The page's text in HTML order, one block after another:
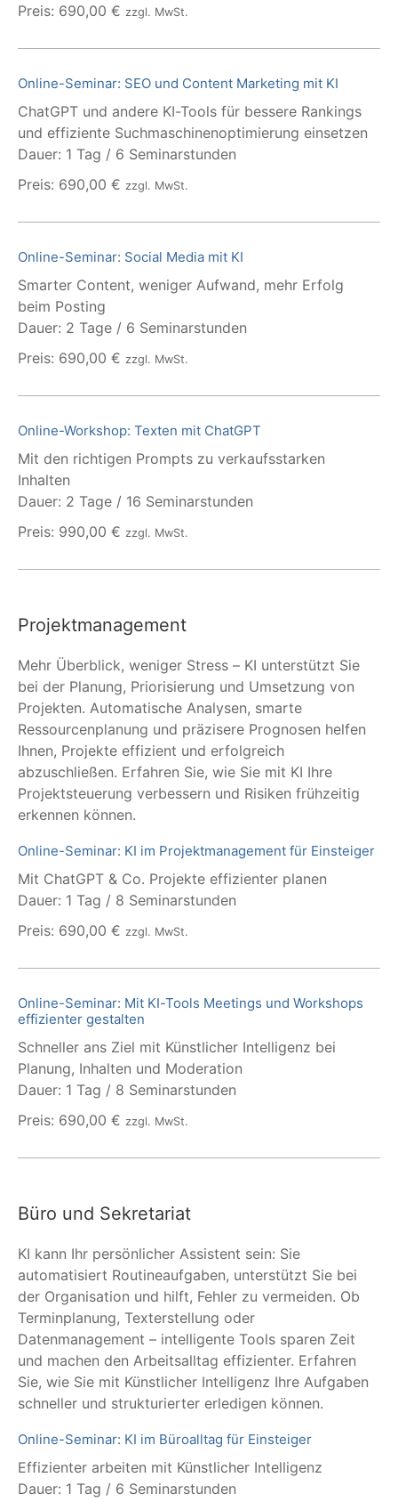
Preis: 690,00 € zzgl. MwSt.
Online-Seminar: SEO und Content Marketing mit KI
ChatGPT und andere KI-Tools für bessere Rankings
und effiziente Suchmaschinenoptimierung einsetzen
Dauer: 1 Tag / 6 Seminarstunden
Preis: 690,00 € zzgl. MwSt.
Online-Seminar: Social Media mit KI
Smarter Content, weniger Aufwand, mehr Erfolg
beim Posting
Dauer: 2 Tage / 6 Seminarstunden
Preis: 690,00 € zzgl. MwSt.
Online-Workshop: Texten mit ChatGPT
Mit den richtigen Prompts zu verkaufsstarken
Inhalten
Dauer: 2 Tage / 16 Seminarstunden
Preis: 990,00 € zzgl. MwSt.
Projektmanagement
Mehr Überblick, weniger Stress – KI unterstützt Sie
bei der Planung, Priorisierung und Umsetzung von
Projekten. Automatische Analysen, smarte
Ressourcenplanung und präzisere Prognosen helfen
Ihnen, Projekte effizient und erfolgreich
abzuschließen. Erfahren Sie, wie Sie mit KI Ihre
Projektsteuerung verbessern und Risiken frühzeitig
erkennen können.
Online-Seminar: KI im Projektmanagement für Einsteiger
Mit ChatGPT & Co. Projekte effizienter planen
Dauer: 1 Tag / 8 Seminarstunden
Preis: 690,00 € zzgl. MwSt.
Online-Seminar: Mit KI-Tools Meetings und Workshops
effizienter gestalten
Schneller ans Ziel mit Künstlicher Intelligenz bei
Planung, Inhalten und Moderation
Dauer: 1 Tag / 8 Seminarstunden
Preis: 690,00 € zzgl. MwSt.
Büro und Sekretariat
KI kann Ihr persönlicher Assistent sein: Sie
automatisiert Routineaufgaben, unterstützt Sie bei
der Organisation und hilft, Fehler zu vermeiden. Ob
Terminplanung, Texterstellung oder
Datenmanagement – intelligente Tools sparen Zeit
und machen den Arbeitsalltag effizienter. Erfahren
Sie, wie Sie mit Künstlicher Intelligenz Ihre Aufgaben
schneller und strukturierter erledigen können.
Online-Seminar: KI im Büroalltag für Einsteiger
Effizienter arbeiten mit Künstlicher Intelligenz
Dauer: 1 Tag / 6 Seminarstunden